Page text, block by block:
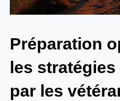
Préparation
les
par les